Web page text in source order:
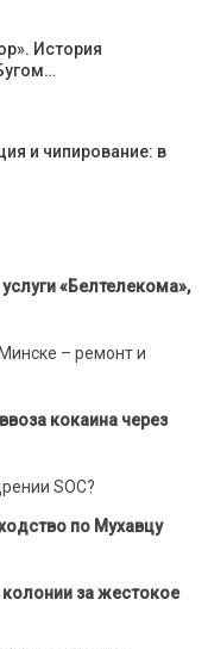
История
и чипирование: в
«Белтелекома»,
– ремонт и
кокаина через
SOC?
по Мухавцу
за жестокое